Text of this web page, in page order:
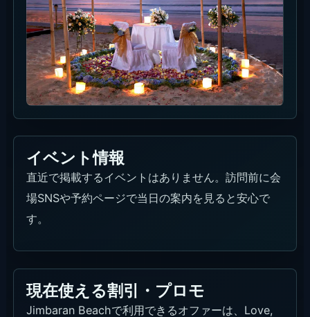
イベント情報
直近で掲載するイベントはありません。訪問前に会
場SNSや予約ページで当日の案内を見ると安心で
す。
現在使える割引・プロモ
Jimbaran Beachで利用できるオファーは、Love,